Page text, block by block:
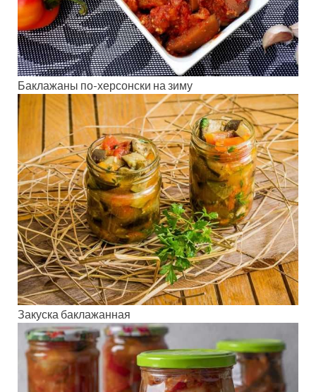
Баклажаны по-херсонски на зиму
Закуска баклажанная